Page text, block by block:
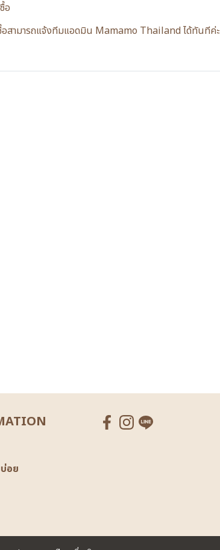
อ
อสามารถแจ้งทีมแอดมิน Mamamo Thailand ได้ทันทีค่ะ
อย